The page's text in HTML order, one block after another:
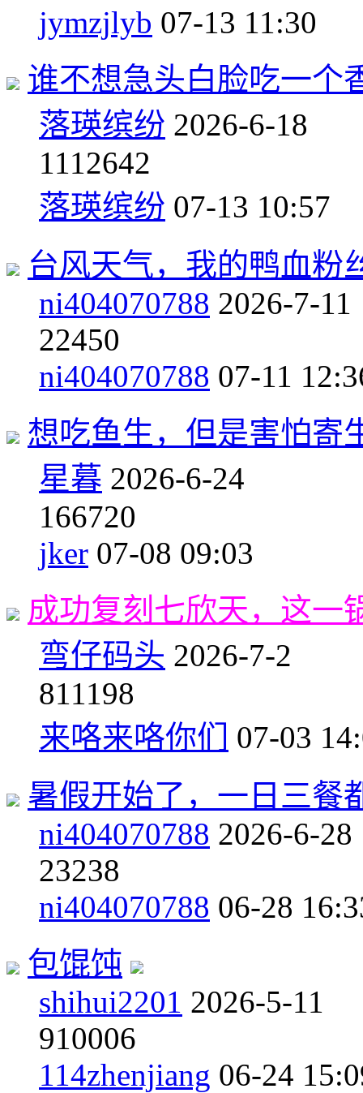
jymzjlyb 07-13 11:30
谁不想急头白脸吃一个
落瑛缤纷 2026-6-18
1112642
落瑛缤纷 07-13 10:57
台风天气，我的鸭血粉
ni404070788 2026-7-11
22450
ni404070788 07-11
想吃鱼生，但是害怕寄
星暮 2026-6-24
166720
jker 07-08 09:03
成功复刻七欣天，这一
弯仔码头 2026-7-2
811198
来咯来咯你们
07-03
暑假开始了，一日三餐
ni404070788 2026-6-28
23238
ni404070788 06-28
包馄饨
shihui2201 2026-5-11
910006
114zhenjiang 06-24